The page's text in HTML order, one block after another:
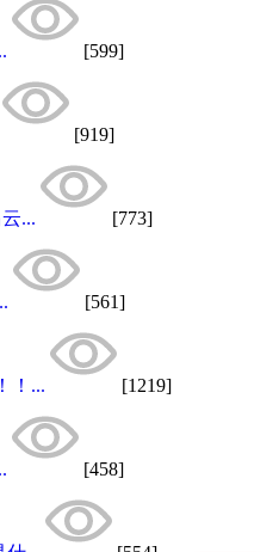
[599]
[919]
... [773]
[561]
！... [1219]
[458]